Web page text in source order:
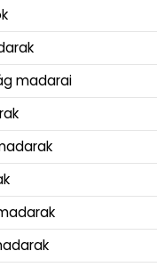
madarai